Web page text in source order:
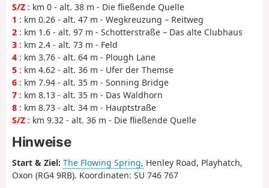
S/Z : km 0 - alt. 38 m - Die fließende Quelle
1 : km 0.26 - alt. 47 m - Wegkreuzung – Reitweg
2 : km 1.6 - alt. 97 m - Schotterstraße – Das alte Clubhaus
3 : km 2.4 - alt. 73 m - Feld
4 : km 3.76 - alt. 64 m - Plough Lane
5 : km 4.62 - alt. 36 m - Ufer der Themse
6 : km 7.94 - alt. 35 m - Sonning Bridge
7 : km 8.13 - alt. 35 m - Das Waldhorn
8 : km 8.73 - alt. 34 m - Hauptstraße
S/Z : km 9.32 - alt. 36 m - Die fließende Quelle
Hinweise
Start & Ziel: The Flowing Spring, Henley Road, Playhatch,
Oxon (RG4 9RB). Koordinaten: SU 746 767